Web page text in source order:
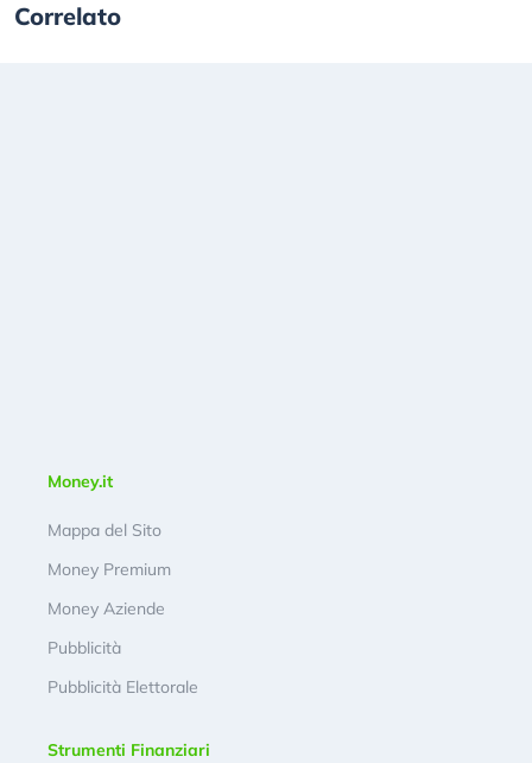
Correlato
Money.it
Mappa del Sito
Money Premium
Money Aziende
Pubblicità
Pubblicità Elettorale
Strumenti Finanziari